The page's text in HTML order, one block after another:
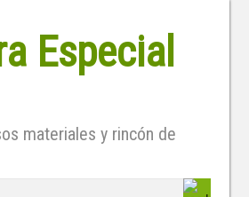
Especial
materiales y rincón de